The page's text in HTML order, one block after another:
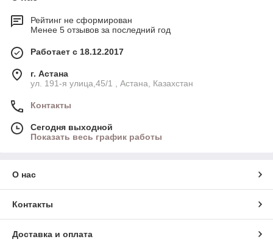
Рейтинг не сформирован
Менее 5 отзывов за последний год
Работает с 18.12.2017
г. Астана
ул. 191-я улица,45/1 , Астана, Казахстан
Контакты
Сегодня выходной
Показать весь график работы
О нас
Контакты
Доставка и оплата